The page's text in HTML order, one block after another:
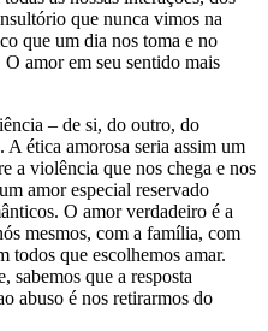
que nunca vimos na
que um dia nos toma e no
amor em seu sentido mais
– de si, do outro, do
ética amorosa seria assim um
a violência que nos chega e nos
amor especial reservado
O amor verdadeiro é a
mesmos, com a família, com
todos que escolhemos amar.
que a resposta
abuso é nos retirarmos do